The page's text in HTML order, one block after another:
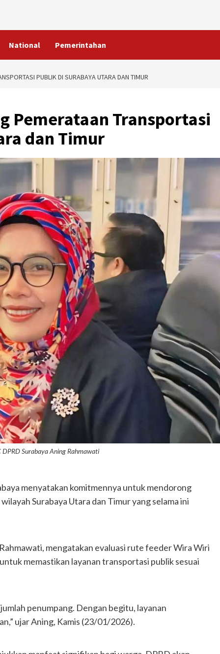
National Pemerintahan
PUBLIK DI SURABAYA UTARA DAN TIMUR
Pemerataan Transportasi
dan Timur
Surabaya Aning Rahmawati
menyatakan komitmennya untuk mendorong
Surabaya Utara dan Timur yang selama ini
mengatakan evaluasi rute feeder Wira Wiri
memastikan layanan transportasi publik sesuai
penumpang. Dengan begitu, layanan
ujar Aning, Kamis (23/01/2026).